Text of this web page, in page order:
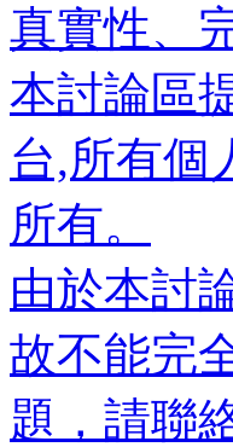
真實性、
本討論區
台,所有個
所有。
由於本討
故不能完
題，請聯